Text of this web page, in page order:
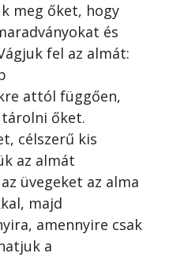
meg őket, hogy
és
fel az almát:
attól függően,
őket.
célszerű kis
az almát
üvegeket az alma
majd
amennyire csak
a